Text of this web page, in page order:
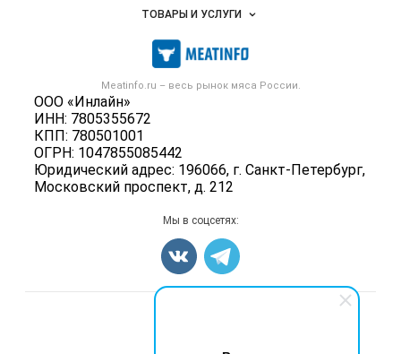
Meatinfo.ru – весь рынок мяса России.
ООО «Инлайн»
ИНН: 7805355672
КПП: 780501001
ОГРН: 1047855085442
Юридический адрес: 196066, г. Санкт-Петербург,
Московский проспект, д. 212
Размещение рекламы
Публичная оферта
Контактная информация
Политика обработки персональных данных
Объявления
Новости рынка
Мониторинг
Вакансии
ТОВАРЫ И УСЛУГИ
Мясо, мясопродукты
Скот в живом весе
Колбасы, сосиски, деликатесы
Мясные полуфабрикаты
Мясные снеки
Яйца
Карта объявлений
Мы в соцсетях: